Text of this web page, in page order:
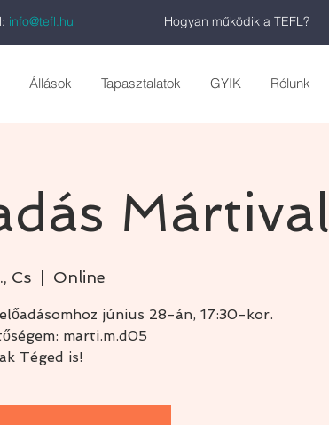
info@tefl.hu Hogyan működik a TEFL?
Állások Tapasztalatok GYIK Rólunk
Mártival
Cs Online
június 28-án, 17:30-kor.
marti.m.d05
Téged is!